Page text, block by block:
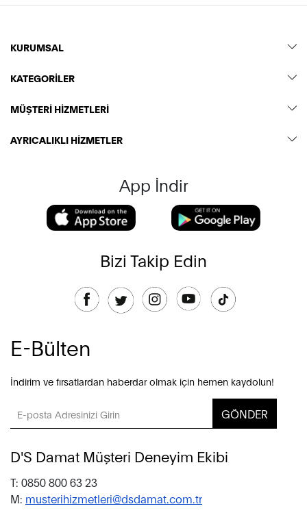
KURUMSAL
KATEGORİLER
MÜŞTERİ HİZMETLERİ
AYRICALIKLI HİZMETLER
App İndir
Bizi Takip Edin
E-Bülten
İndirim ve fırsatlardan haberdar olmak için hemen kaydolun!
GÖNDER
D'S Damat Müşteri Deneyim Ekibi
T: 0850 800 63 23
M: musterihizmetleri@dsdamat.com.tr